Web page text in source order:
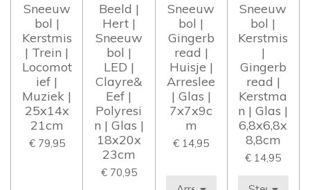
Sneeuw
bol |
Kerstmis
| Trein |
Locomot
ief |
Muziek |
25x14x
21cm
€ 79,95
Beeld |
Hert |
Sneeuw
bol |
LED |
Clayre&
Eef |
Polyresi
n | Glas |
18x20x
23cm
€ 70,95
Sneeuw
bol |
Gingerb
read |
Huisje |
Arreslee
| Glas |
7x7x9c
m
€ 14,95
Sneeuw
bol |
Kerstmis
|
Gingerb
read |
Kerstma
n | Glas |
6,8x6,8x
8,8cm
€ 14,95